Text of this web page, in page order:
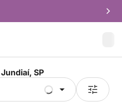
Jundiaí, SP